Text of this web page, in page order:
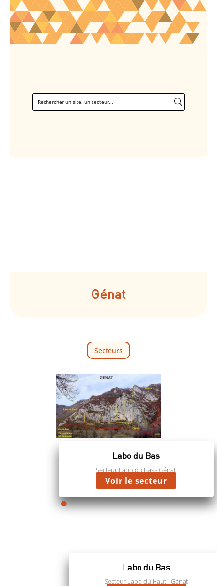
Génat
Secteurs
Labo du Bas
Secteur Labo du Bas - Génat
Voir le secteur

Labo du Bas
Secteur Labo du Haut - Génat